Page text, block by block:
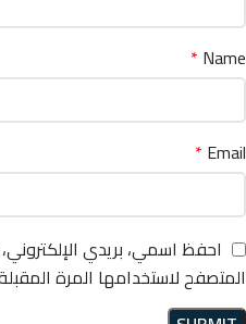
Name
*
Email
*
احفظ اسمي، بريدي
المتصفح لاستخدامها المرة